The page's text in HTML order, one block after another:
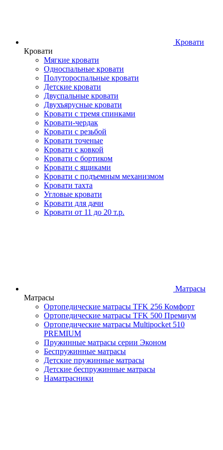
Кровати
Кровати
Мягкие кровати
Односпальные кровати
Полутороспальные кровати
Детские кровати
Двуспальные кровати
Двухъярусные кровати
Кровати с тремя спинками
Кровати-чердак
Кровати с резьбой
Кровати точеные
Кровати с ковкой
Кровати с бортиком
Кровати с ящиками
Кровати с подъемным механизмом
Кровати тахта
Угловые кровати
Кровати для дачи
Кровати от 11 до 20 т.р.
Матрасы
Матрасы
Ортопедические матрасы TFK 256 Комфорт
Ортопедические матрасы TFK 500 Премиум
Ортопедические матрасы Multipocket 510
PREMIUM
Пружинные матрасы серии Эконом
Беспружинные матрасы
Детские пружинные матрасы
Детские беспружинные матрасы
Наматрасники